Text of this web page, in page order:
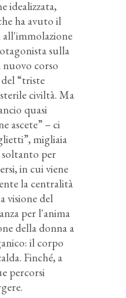
idealizzata,
ha avuto il
sulla
nuovo corso
“triste
civiltà. Ma
quasi
ascete” – ci
migliaia
soltanto per
in cui viene
la centralità
visione del
per l'anima
della donna a
il corpo
Finché, a
percorsi